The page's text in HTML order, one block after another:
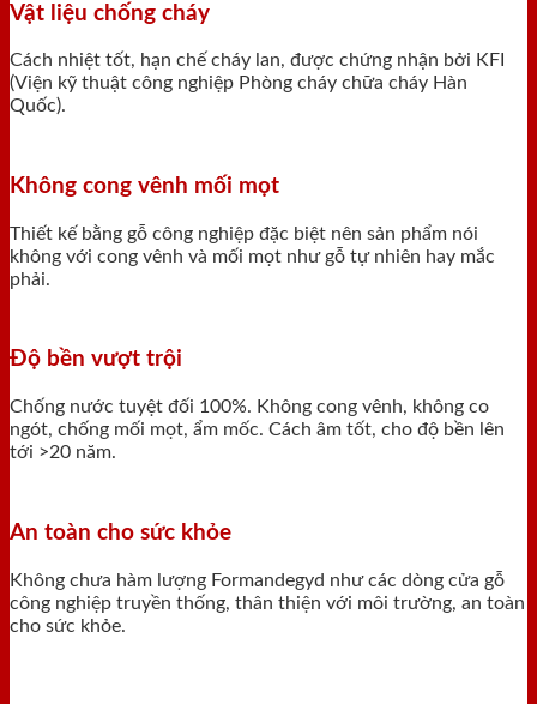
Vật liệu chống cháy
Cách nhiệt tốt, hạn chế cháy lan, được chứng nhận bởi KFI
(Viện kỹ thuật công nghiệp Phòng cháy chữa cháy Hàn
Quốc).
Không cong vênh mối mọt
Thiết kế bằng gỗ công nghiệp đặc biệt nên sản phẩm nói
không với cong vênh và mối mọt như gỗ tự nhiên hay mắc
phải.
Độ bền vượt trội
Chống nước tuyệt đối 100%. Không cong vênh, không co
ngót, chống mối mọt, ẩm mốc. Cách âm tốt, cho độ bền lên
tới >20 năm.
An toàn cho sức khỏe
Không chưa hàm lượng Formandegyd như các dòng cửa gỗ
công nghiệp truyền thống, thân thiện với môi trường, an toàn
cho sức khỏe.